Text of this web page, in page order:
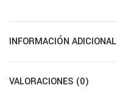
INFORMACIÓN ADICIONAL
VALORACIONES (0)